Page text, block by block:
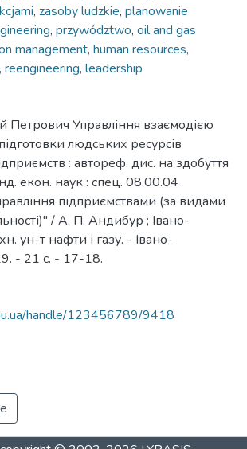
, zasoby ludzkie, planowanie
, przywództwo, oil and gas
management, human resources,
, reengineering, leadership
Петрович Управління взаємодією
людських ресурсів
: автореф. дис. на здобуття
екон. наук : спец. 08.00.04
підприємствами (за видами
/ А. П. Андибур ; Івано-
ун-т нафти і газу. - Івано-
- 21 с. - 17-18.
handle/123456789/9418